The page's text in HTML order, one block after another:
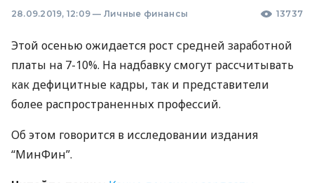
28.09.2019, 12:09 — Личные финансы 13737
Этой осенью ожидается рост средней заработной
платы на 7-10%. На надбавку смогут рассчитывать
как дефицитные кадры, так и представители
более распространенных профессий.
Об этом говорится в исследовании издания
“МинФин”.